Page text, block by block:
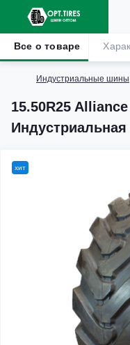
Индустриальные шины
15.50R25
Все о товаре
хит